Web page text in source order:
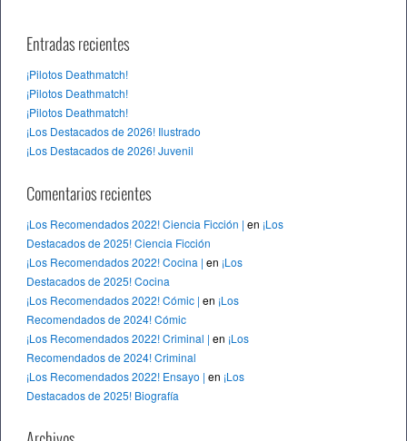
Entradas recientes
¡Pilotos Deathmatch!
¡Pilotos Deathmatch!
¡Pilotos Deathmatch!
¡Los Destacados de 2026! Ilustrado
¡Los Destacados de 2026! Juvenil
Comentarios recientes
¡Los Recomendados 2022! Ciencia Ficción | en ¡Los
Destacados de 2025! Ciencia Ficción
¡Los Recomendados 2022! Cocina | en ¡Los
Destacados de 2025! Cocina
¡Los Recomendados 2022! Cómic | en ¡Los
Recomendados de 2024! Cómic
¡Los Recomendados 2022! Criminal | en ¡Los
Recomendados de 2024! Criminal
¡Los Recomendados 2022! Ensayo | en ¡Los
Destacados de 2025! Biografía